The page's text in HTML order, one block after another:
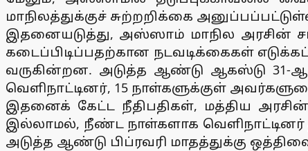
மாநிலத்துக்குச் சுற்றறிக்கை
இதனையடுத்து, அஸ்ஸாம் மாநில அரசின்
கடைப்பிடிப்பதற்கான நடவடிக்கைகள்
வருகின்றன. அடுத்த ஆண்டு ஆகஸ்டு 31-ஆம்
வெளிநாட்டினர், 15 நாள்களுக்குள்
இதனைக் கேட்ட நீதிபதிகள், மத்திய
இல்லாமல், நீண்ட நாள்களாக வெளிநாட்டினர்
அடுத்த ஆண்டு பிப்ரவரி மாதத்துக்கு